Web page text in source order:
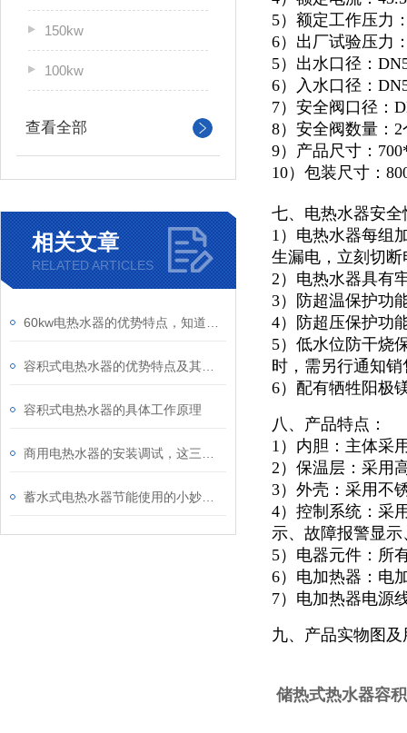
150kw
100kw
查看全部
相关文章
RELATED ARTICLES
容积式电热水器的具体工作原理
5）额定工作压力
6）出厂试验压力
5）出水口径：
6）入水口径：
7）安全阀口径：
8）安全阀数量：2
9）产品尺寸：
10）包装尺寸：
七、电热水器安全
1）电热水器每组
生漏电，立刻切
2）电热水器具有
3）防超温保护功
4）防超压保护功
5）低水位防干烧
时，需另行通知
6）配有牺牲阳极
八、产品特点：
1）内胆：主体采
2）保温层：采用
3）外壳：采用不
4）控制系统：采
示、故障报警显
5）电器元件：所
6）电加热器：电
7）电加热器电源
九、产品实物图
储热式热水器容